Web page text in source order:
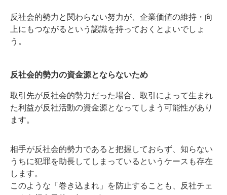
反社会的勢力と関わらない努力が、企業価値の維持・向
上にもつながるという認識を持っておくとよいでしょ
う。
反社会的勢力の資金源とならないため
取引先が反社会的勢力だった場合、取引によって生まれ
た利益が反社活動の資金源となってしまう可能性があり
ます。
相手が反社会的勢力であると把握しておらず、知らない
うちに犯罪を助長してしまっているというケースも存在
します。
このような「巻き込まれ」を防止することも、反社チェ